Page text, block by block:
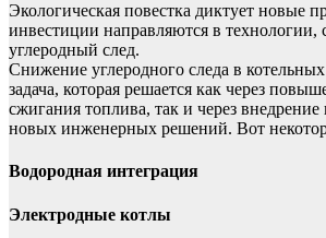
Экологическая повестка диктует новые
инвестиции направляются в
углеродный след.
Снижение углеродного следа в
задача, которая решается как через
сжигания топлива, так и через
новых инженерных решений. Вот
Водородная интеграция
Электродные котлы